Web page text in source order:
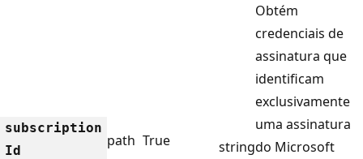
subscription
Id
path True string
Obtém
credenciais de
assinatura que
identificam
exclusivamente
uma assinatura
do Microsoft